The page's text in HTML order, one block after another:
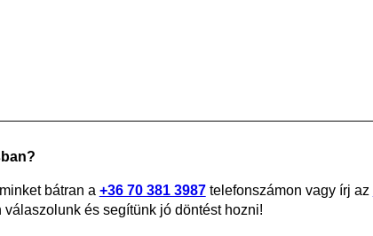
bátran a +36 70 381 3987telefonszámon vagy írj az
és segítünk jó döntést hozni!